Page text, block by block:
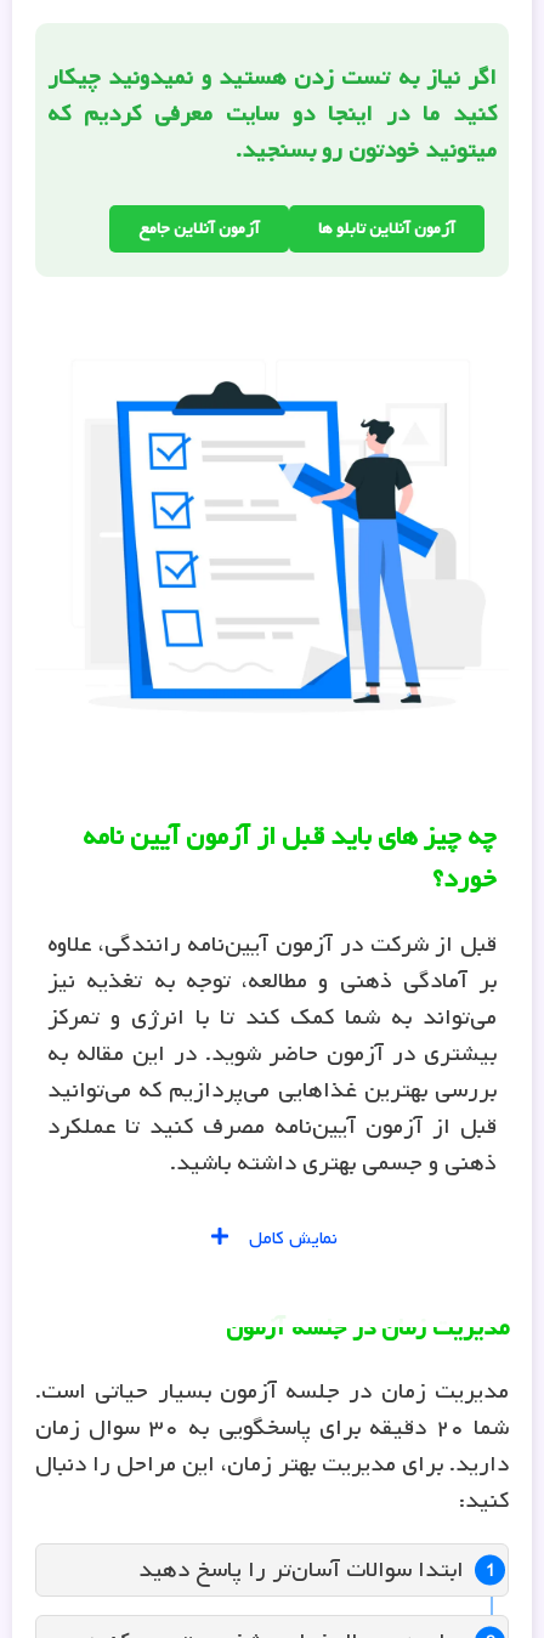
اگر نیاز به تست زدن هستید و نمیدونید چیکار
کنید ما در اینجا دو سایت معرفی کردیم که
میتونید خودتون رو بسنجید.
آزمون آنلاین تابلو ها آزمون آنلاین جامع
چه چیز های باید قبل از آزمون آیین نامه
خورد؟
قبل از شرکت در آزمون آیین‌نامه رانندگی، علاوه
بر آمادگی ذهنی و مطالعه، توجه به تغذیه نیز
می‌تواند به شما کمک کند تا با انرژی و تمرکز
بیشتری در آزمون حاضر شوید. در این مقاله به
بررسی بهترین غذاهایی می‌پردازیم که می‌توانید
قبل از آزمون آیین‌نامه مصرف کنید تا عملکرد
ذهنی و جسمی بهتری داشته باشید.
نمایش کامل
مدیریت زمان در جلسه آزمون
مدیریت زمان در جلسه آزمون بسیار حیاتی است.
شما ۲۰ دقیقه برای پاسخگویی به ۳۰ سوال زمان
دارید. برای مدیریت بهتر زمان، این مراحل را دنبال
کنید:
ابتدا سوالات آسان‌تر را پاسخ دهید